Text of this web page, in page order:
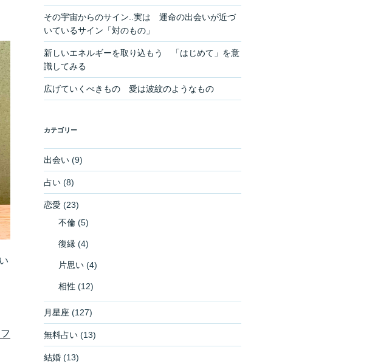
その宇宙からのサイン..実は 運命の出会いが近づ
いているサイン「対のもの」
新しいエネルギーを取り込もう 「はじめて」を意
識してみる
広げていくべきもの 愛は波紋のようなもの
カテゴリー
出会い(9)
占い(8)
恋愛(23)
不倫(5)
復縁 (4)
片思い(4)
相性 (12)
月星座 (127)
無料占い(13)
結婚(13)